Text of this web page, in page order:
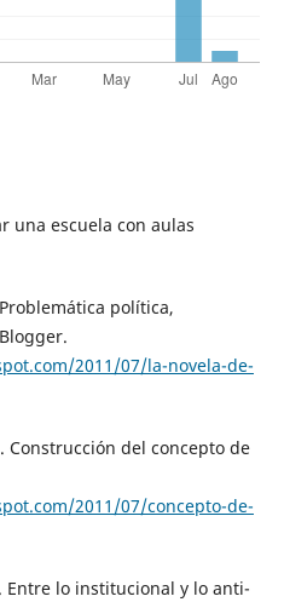
una escuela con aulas
política,
2011/07/la-novela-de-
Construcción del concepto de
2011/07/concepto-de-
Entre lo institucional y lo anti-